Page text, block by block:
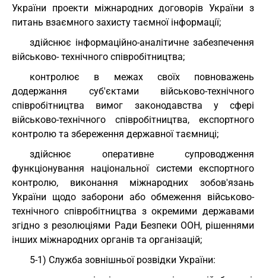
України проекти міжнародних договорів України з
питань взаємного захисту таємної інформації;
здійснює інформаційно-аналітичне забезпечення
військово- технічного співробітництва;
контролює в межах своїх повноважень
додержання суб'єктами військово-технічного
співробітництва вимог законодавства у сфері
військово-технічного співробітництва, експортного
контролю та збереження державної таємниці;
здійснює оперативне супроводження
функціонування національної системи експортного
контролю, виконання міжнародних зобов'язань
України щодо заборони або обмеження військово-
технічного співробітництва з окремими державами
згідно з резолюціями Ради Безпеки ООН, рішеннями
інших міжнародних органів та організацій;
5-1) Служба зовнішньої розвідки України: